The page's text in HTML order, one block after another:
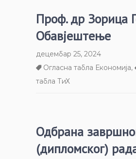
Проф. др Зорица
Обавјештење
децембар 25, 2024
Огласна табла Економија,
табла ТиХ
Одбрана
(дипломског)